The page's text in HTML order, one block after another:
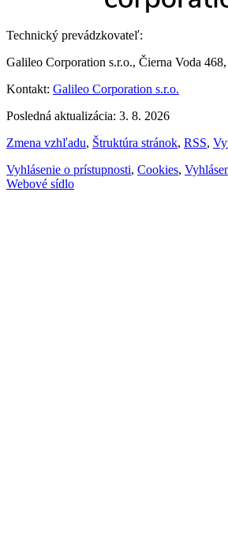
Technický prevádzkovateľ:
Galileo Corporation s.r.o., Čierna Voda
Kontakt: Galileo Corporation s.r.o.
Posledná aktualizácia: 3. 8. 2026
Zmena vzhľadu, Štruktúra stránok, RSS,
Vyhlásenie o prístupnosti, Cookies,
Webové sídlo